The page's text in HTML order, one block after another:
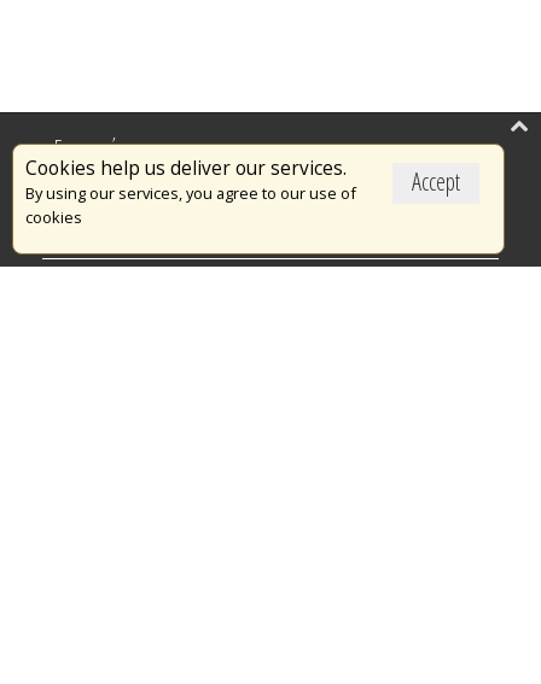
Accept
Cookies help us deliver our services.
By using our services, you agree to our use of
cookies
Επικαιρότητα
Το Πυροσβεστικό Σώμα